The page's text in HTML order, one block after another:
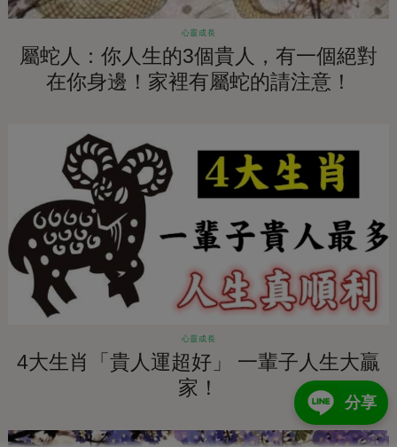
分享
心靈成長
屬蛇人：你人生的3個貴人，有一個絕對
在你身邊！家裡有屬蛇的請注意！
心靈成長
4大生肖「貴人運超好」 一輩子人生大贏
家！